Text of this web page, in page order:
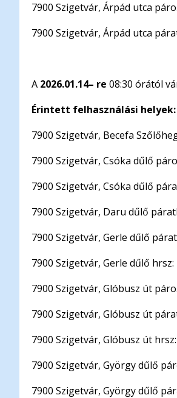
7900 Szigetvár, Árpád utca
7900 Szigetvár, Árpád utca
A 2026.01.14– re 08:30 órától
Érintett felhasználási helyek:
7900 Szigetvár, Becefa
7900 Szigetvár, Csóka dűlő
7900 Szigetvár, Csóka dűlő
7900 Szigetvár, Daru dűlő
7900 Szigetvár, Gerle dűlő
7900 Szigetvár, Gerle dűlő hrsz:
7900 Szigetvár, Glóbusz út
7900 Szigetvár, Glóbusz út
7900 Szigetvár, Glóbusz út
7900 Szigetvár, György dűlő
7900 Szigetvár, György dűlő